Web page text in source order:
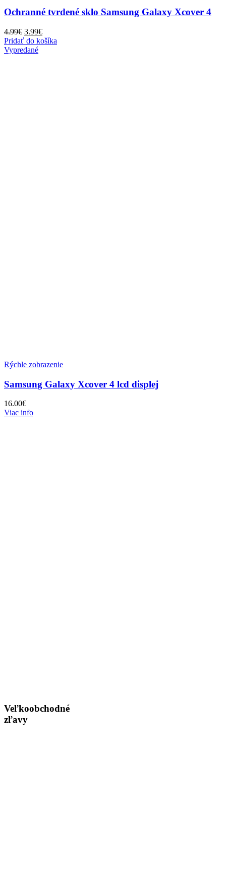
Ochranné tvrdené sklo Samsung Galaxy Xcover 4
4.99€ Pôvodná
cena
bola:
3.99€Aktuálna
cena
Pridať do košíka
Vypredané
Rýchle zobrazenie
Samsung Galaxy Xcover 4 lcd displej
16.00€
Viac info
Veľkoobchodné
zľavy